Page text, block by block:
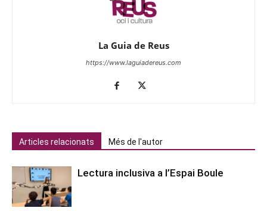
La Guia de Reus
https://www.laguiadereus.com
Articles relacionats Més de l'autor
Lectura inclusiva a l’Espai Boule